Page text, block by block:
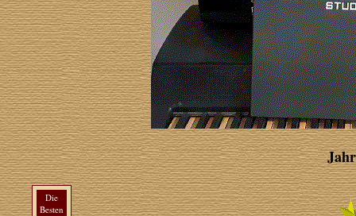
Die
Besten